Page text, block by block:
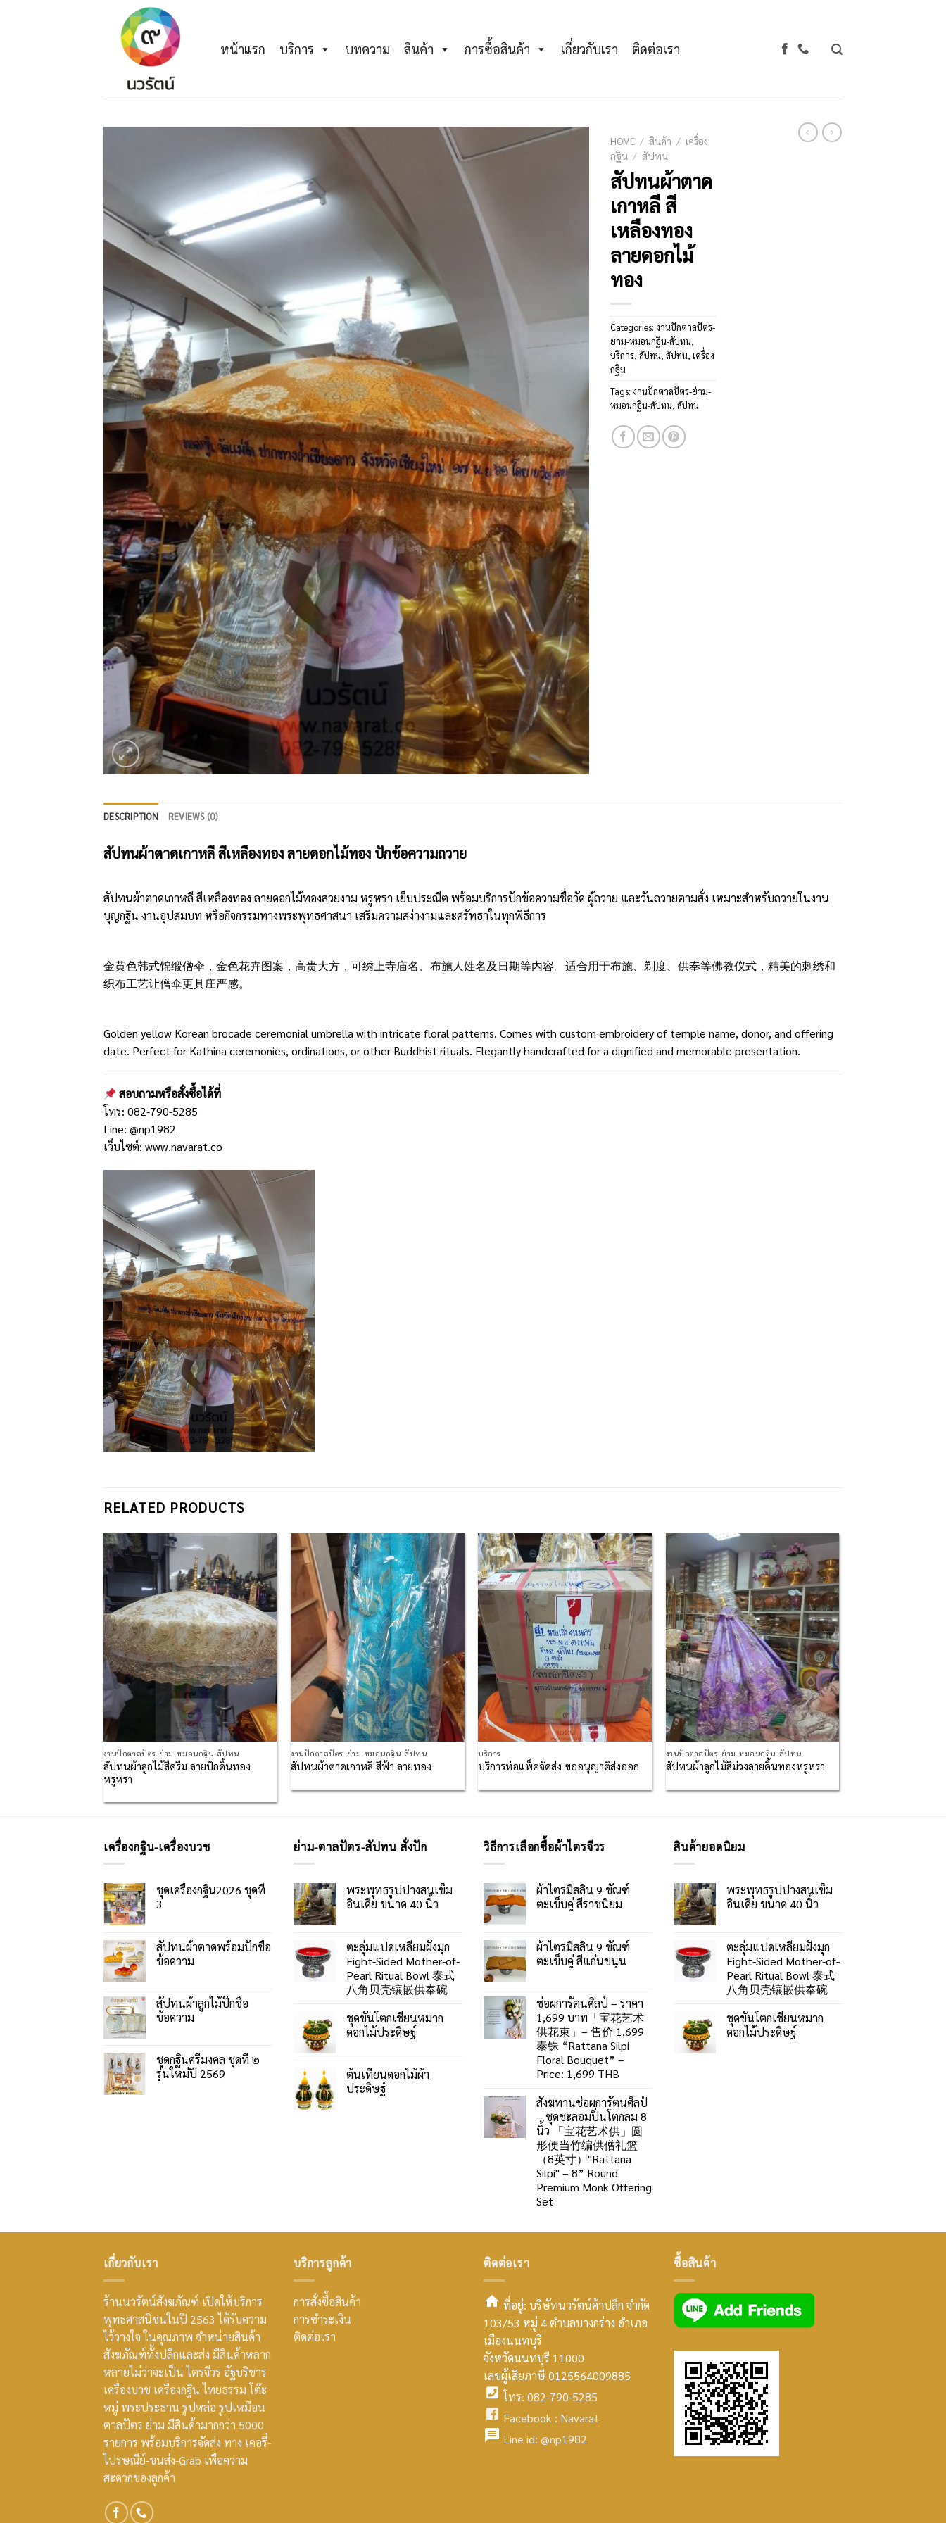
หน้าแรก บริการ บทความ สินค้า การซื้อสินค้า เกี่ยวกับเรา ติดต่อเรา
HOME / สินค้า / เครื่อง
กฐิน / สัปทน
สัปทนผ้าตาด
เกาหลี สี
เหลืองทอง
ลายดอกไม้
ทอง
Categories: งานปักตาลปัตร-
ย่าม-หมอนกฐิน-สัปทน,
บริการ, สัปทน, สัปทน, เครื่อง
กฐิน
Tags: งานปักตาลปัตร-ย่าม-
หมอนกฐิน-สัปทน, สัปทน
DESCRIPTION REVIEWS (0)
สัปทนผ้าตาดเกาหลี สีเหลืองทอง ลายดอกไม้ทอง ปักข้อความถวาย
สัปทนผ้าตาดเกาหลี สีเหลืองทอง ลายดอกไม้ทองสวยงาม หรูหรา เย็บประณีต พร้อมบริการปักข้อความชื่อวัด ผู้ถวาย และวันถวายตามสั่ง เหมาะสำหรับถวายในงาน
บุญกฐิน งานอุปสมบท หรือกิจกรรมทางพระพุทธศาสนา เสริมความสง่างามและศรัทธาในทุกพิธีการ
金黄色韩式锦缎僧伞，金色花卉图案，高贵大方，可绣上寺庙名、布施人姓名及日期等内容。适合用于布施、剃度、供奉等佛教仪式，精美的刺绣和
织布工艺让僧伞更具庄严感。
Golden yellow Korean brocade ceremonial umbrella with intricate floral patterns. Comes with custom embroidery of temple name, donor, and offering
date. Perfect for Kathina ceremonies, ordinations, or other Buddhist rituals. Elegantly handcrafted for a dignified and memorable presentation.
สอบถามหรือสั่งซื้อได้ที่
โทร: 082-790-5285
Line: @np1982
เว็บไซต์: www.navarat.co
RELATED PRODUCTS
Add to
Wishlist
งานปักตาลปัตร-ย่าม-หมอนกฐิน-สัปทน
สัปทนผ้าลูกไม้สีครีม ลายปักดิ้นทอง
หรูหรา
Add to
Wishlist
งานปักตาลปัตร-ย่าม-หมอนกฐิน-สัปทน
สัปทนผ้าตาดเกาหลี สีฟ้า ลายทอง
Add to
Wishlist
บริการ
บริการห่อแพ็คจัดส่ง-ขออนุญาติส่งออก
Add to
Wishlist
งานปักตาลปัตร-ย่าม-หมอนกฐิน-สัปทน
สัปทนผ้าลูกไม้สีม่วงลายดิ้นทองหรูหรา
เครื่องกฐิน-เครื่องบวช
ชุดเครื่องกฐิน2026 ชุดที่
3
สัปทนผ้าตาดพร้อมปักชื่อ
ข้อความ
สัปทนผ้าลูกไม้ปักชื่อ
ข้อความ
ชุดกฐินศรีมงคล ชุดที่ ๒
รุ่นใหม่ปี 2569
ย่าม-ตาลปัตร-สัปทน สั่งปัก
พระพุทธรูปปางสนเข็ม
อินเดีย ขนาด 40 นิ้ว
ตะลุ่มแปดเหลี่ยมฝังมุก
Eight-Sided Mother-of-
Pearl Ritual Bowl 泰式
八角贝壳镶嵌供奉碗
ชุดขันโตกเชี่ยนหมาก
ดอกไม้ประดิษฐ์
ต้นเทียนดอกไม้ผ้า
ประดิษฐ์
วิธีการเลือกซื้อผ้าไตรจีวร
ผ้าไตรมิสลิน 9 ขัณฑ์
ตะเข็บคู่ สีราชนิยม
ผ้าไตรมิสลิน 9 ขัณฑ์
ตะเข็บคู่ สีแก่นขนุน
ช่อผการัตนศิลป์ – ราคา
1,699 บาท「宝花艺术
供花束」– 售价 1,699
泰铢 “Rattana Silpi
Floral Bouquet” –
Price: 1,699 THB
สังฆทานช่อผการัตนศิลป์
– ชุดชะลอมปิ่นโตกลม 8
นิ้ว 「宝花艺术供」圆
形便当竹编供僧礼篮
（8英寸）"Rattana
Silpi" – 8” Round
Premium Monk Offering
Set
สินค้ายอดนิยม
พระพุทธรูปปางสนเข็ม
อินเดีย ขนาด 40 นิ้ว
ตะลุ่มแปดเหลี่ยมฝังมุก
Eight-Sided Mother-of-
Pearl Ritual Bowl 泰式
八角贝壳镶嵌供奉碗
ชุดขันโตกเชี่ยนหมาก
ดอกไม้ประดิษฐ์
เกี่ยวกับเรา
ร้านนวรัตน์สังฆภัณฑ์ เปิดให้บริการ
พุทธศาสนิชนในปี 2563 ได้รับความ
ไว้วางใจ ในคุณภาพ จำหน่ายสินค้า
สังฆภัณฑ์ทั้งปลีกและส่ง มีสินค้าหลาก
หลายไม่ว่าจะเป็น ไตรจีวร อัฐบริขาร
เครื่องบวช เครื่องกฐิน ไทยธรรม โต๊ะ
หมู่ พระประธาน รูปหล่อ รูปเหมือน
ตาลปัตร ย่าม มีสินค้ามากกว่า 5000
รายการ พร้อมบริการจัดส่ง ทาง เคอรี่-
ไปรษณีย์-ขนส่ง-Grab เพื่อความ
สะดวกของลูกค้า
บริการลูกค้า
การสั่งซื้อสินค้า
การชำระเงิน
ติดต่อเรา
ติดต่อเรา
smt2
home
icon
ที่อยู่: บริษัทนวรัตน์ค้าปลีก จำกัด
103/53 หมู่ 4 ตำบลบางกร่าง อำเภอ
เมืองนนทบุรี
จังหวัดนนทบุรี 11000
เลขผู้เสียภาษี 0125564009885
facebook
icon
โทร: 082-790-5285
facebook
Facebook : Navarat
Line id: @np1982
ซื้อสินค้า